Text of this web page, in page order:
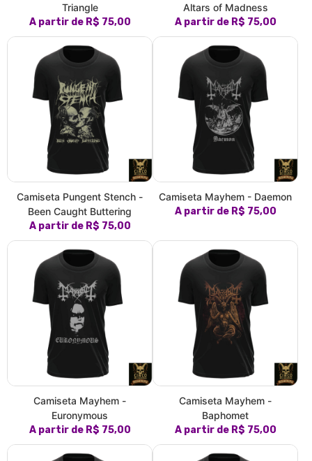
Triangle
A partir de R$ 75,00
Altars of Madness
A partir de R$ 75,00
Camiseta Pungent Stench -
Been Caught Buttering
A partir de R$ 75,00
Camiseta Mayhem - Daemon
A partir de R$ 75,00
Camiseta Mayhem -
Euronymous
A partir de R$ 75,00
Camiseta Mayhem -
Baphomet
A partir de R$ 75,00